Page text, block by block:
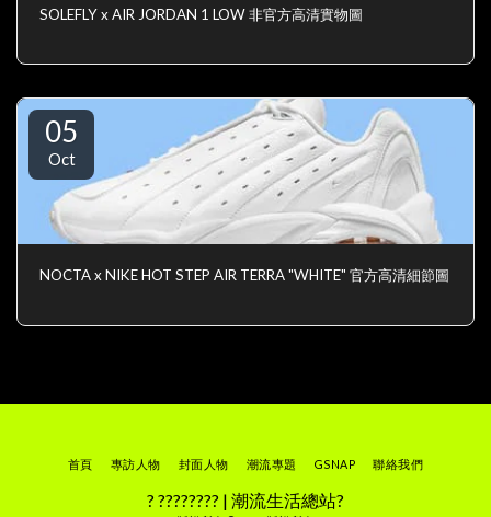
SOLEFLY x AIR JORDAN 1 LOW 非官方高清實物圖
05
Oct
NOCTA x NIKE HOT STEP AIR TERRA "WHITE" 官方高清細節圖
? ???????? | 潮流生活總站?
首頁 專訪人物 封面人物 潮流專題 GSNAP 聯絡我們